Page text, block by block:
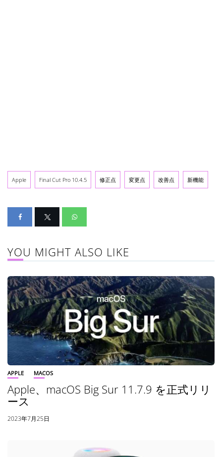
Apple Final Cut Pro 10.4.5 修正点 変更点 改善点 新機能
YOU MIGHT ALSO LIKE
APPLE MACOS
Apple、macOS Big Sur 11.7.9 を正式リリ
ース
2023年7月25日